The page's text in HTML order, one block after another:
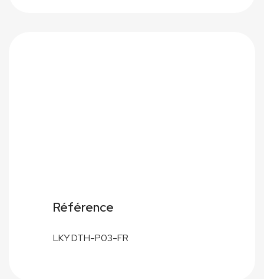
Référence
LKY DTH-P03-FR